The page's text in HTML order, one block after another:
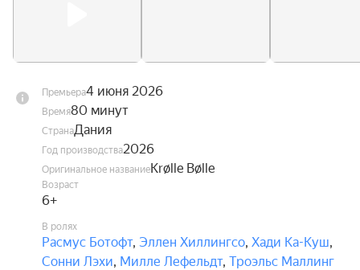
Премьера4 июня 2026
Время80 минут
СтранаДания
Год производства2026
Оригинальное названиеKrølle Bølle
Возраст
6+
В ролях
Расмус Ботофт, Эллен Хиллингсо, Хади Ка-Куш,
Сонни Лэхи, Милле Лефельдт, Троэльс Маллинг